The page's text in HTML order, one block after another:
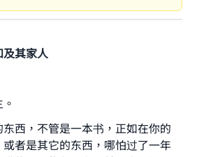
其家人
西，不管是一本书，正如在你的
者是其它的东西，哪怕过了一年